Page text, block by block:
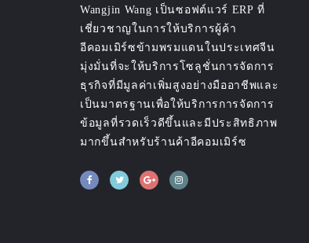
Wangjin Wang เป็นซอฟต์แวร์ ERP ที่
เชี่ยวชาญในการให้บริการผู้ค้า
อีคอมเมิร์ซข้ามพรมแดนในประเทศจีน
มุ่งมั่นที่จะให้บริการโซลูชั่นการจัดการ
ธุรกิจที่มีมูลค่าเพิ่มสูงอย่างมืออาชีพและ
เป็นมาตรฐานเพื่อให้บริการการจัดการ
ข้อมูลที่รวดเร็วดีขึ้นและมีประสิทธิภาพ
มากขึ้นสำหรับร้านค้าอีคอมเมิร์ซ